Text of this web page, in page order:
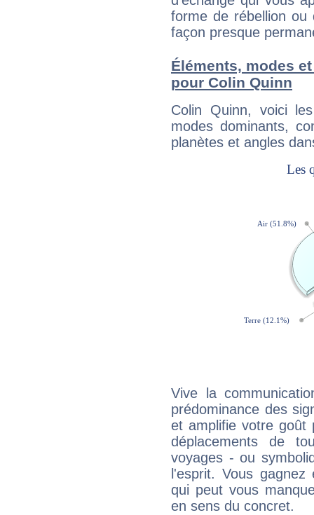
forme de rébellion ou
façon presque
Éléments, modes
pour Colin Quinn
Colin Quinn, voici
modes dominants,
planètes et angles
Vive la
prédominance des
et amplifie votre goût
déplacements de
voyages - ou
l'esprit. Vous
qui peut vous
en sens du concret.